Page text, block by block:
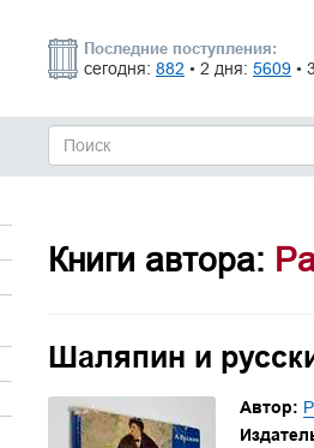
Последние поступления:
сегодня: 882 • 2 дня: 5609 •
Книги автора:
Шаляпин и
Автор: